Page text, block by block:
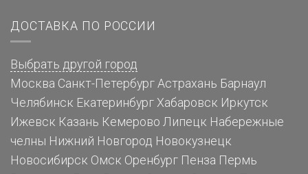
ДОСТАВКА ПО РОССИИ
Выбрать другой город
Москва Санкт-Петербург Астрахань Барнаул
Челябинск Екатеринбург Хабаровск Иркутск
Ижевск Казань Кемерово Липецк Набережные
челны Нижний Новгород Новокузнецк
Новосибирск Омск Оренбург Пенза Пермь